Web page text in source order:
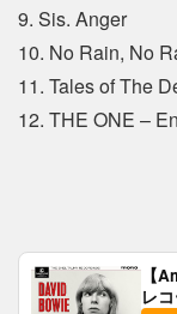
9. Sis. Anger
10. No Rain, No
11. Tales of The
12. THE ONE –
【
レ